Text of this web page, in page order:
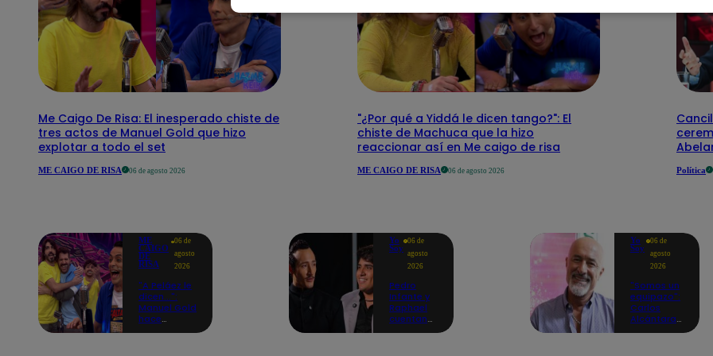
Me Caigo De Risa: El inesperado chiste de
tres actos de Manuel Gold que hizo
explotar a todo el set
ME CAIGO DE RISA 06 de agosto 2026
"¿Por qué a Yiddá le dicen tango?": El
chiste de Machuca que la hizo
reaccionar así en Me caigo de risa
ME CAIGO DE RISA 06 de agosto 2026 Política
ME
CAIGO
DE
RISA
06 de
agosto
2026
"A Peláez le
dicen...":
Manuel Gold
hace
Yo
Soy
06 de
agosto
2026
Pedro
Infante y
Raphael
cuentan
Yo
Soy
06 de
agosto
2026
"Somos un
equipazo":
Carlos
Alcántara